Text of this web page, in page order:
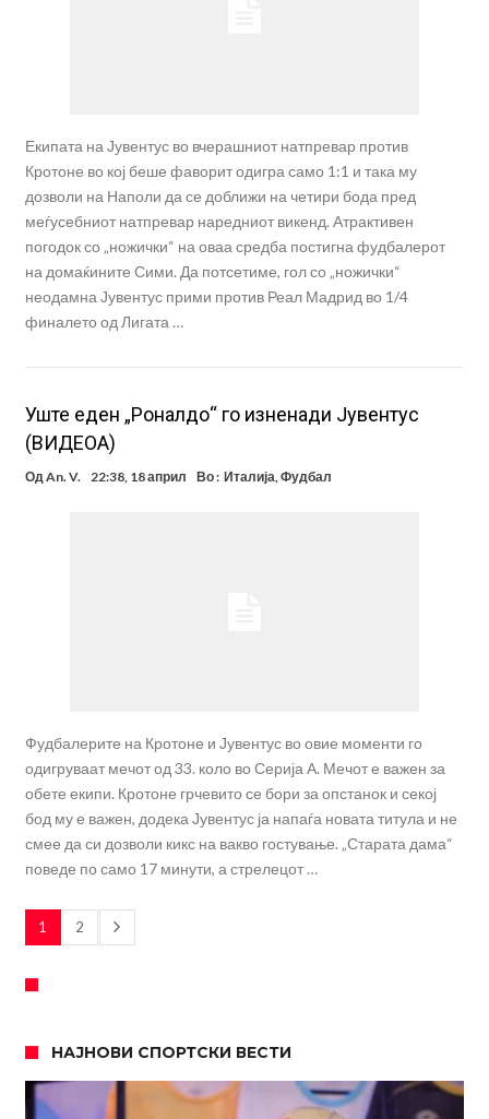
Екипата на Јувентус во вчерашниот натпревар против
Кротоне во кој беше фаворит одигра само 1:1 и така му
дозволи на Наполи да се доближи на четири бода пред
меѓусебниот натпревар наредниот викенд. Атрактивен
погодок со „ножички“ на оваа средба постигна фудбалерот
на домаќините Сими. Да потсетиме, гол со „ножички“
неодамна Јувентус прими против Реал Мадрид во 1/4
финалето од Лигата …
Уште еден „Роналдо“ го изненади Јувентус
(ВИДЕОА)
Од An. V. 22:38, 18 април Во : Италија Фудбал
Фудбалерите на Кротоне и Јувентус во овие моменти го
одигруваат мечот од 33. коло во Серија А. Мечот е важен за
обете екипи. Кротоне грчевито се бори за опстанок и секој
бод му е важен, додека Јувентус ја напаѓа новата титула и не
смее да си дозволи кикс на вакво гостување. „Старата дама“
поведе по само 17 минути, а стрелецот …
1 2
НАЈНОВИ СПОРТСКИ ВЕСТИ